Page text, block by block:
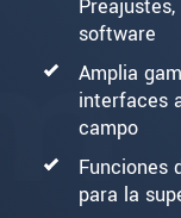
software
Amplia
interfaces
campo
Funciones
para la